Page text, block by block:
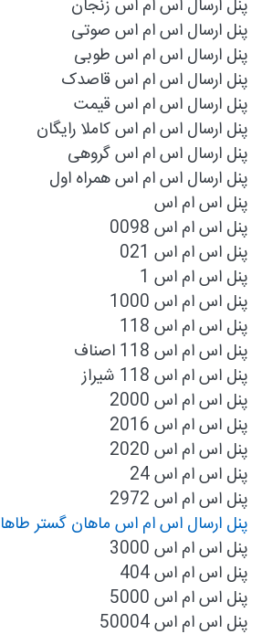
پنل ارسال اس ام اس زنجان
پنل ارسال اس ام اس صوتی
پنل ارسال اس ام اس طوبی
پنل ارسال اس ام اس قاصدک
پنل ارسال اس ام اس قیمت
پنل ارسال اس ام اس کاملا رایگان
پنل ارسال اس ام اس گروهی
پنل ارسال اس ام اس همراه اول
پنل اس ام اس
پنل اس ام اس 0098
پنل اس ام اس 021
پنل اس ام اس 1
پنل اس ام اس 1000
پنل اس ام اس 118
پنل اس ام اس 118 اصناف
پنل اس ام اس 118 شیراز
پنل اس ام اس 2000
پنل اس ام اس 2016
پنل اس ام اس 2020
پنل اس ام اس 24
پنل اس ام اس 2972
پنل ارسال اس ام اس ماهان گستر طاها
پنل اس ام اس 3000
پنل اس ام اس 404
پنل اس ام اس 5000
پنل اس ام اس 50004